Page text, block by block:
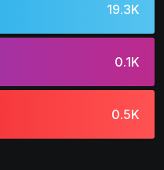
19.3K
0.1K
0.5K